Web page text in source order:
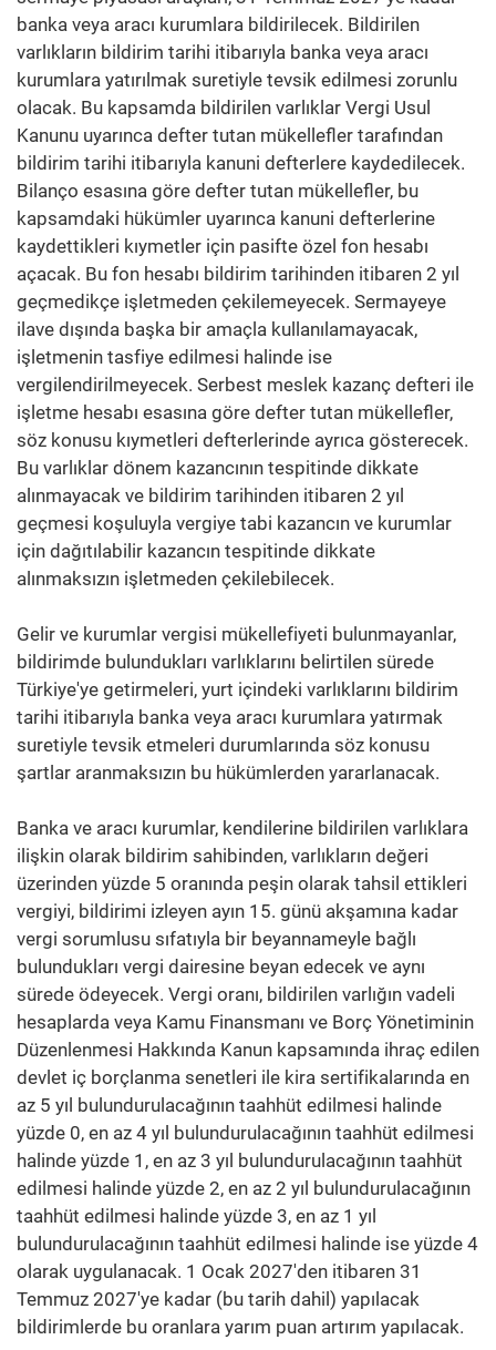
banka veya aracı kurumlara bildirilecek. Bildirilen
varlıkların bildirim tarihi itibarıyla banka veya aracı
kurumlara yatırılmak suretiyle tevsik edilmesi zorunlu
olacak. Bu kapsamda bildirilen varlıklar Vergi Usul
Kanunu uyarınca defter tutan mükellefler tarafından
bildirim tarihi itibarıyla kanuni defterlere kaydedilecek.
Bilanço esasına göre defter tutan mükellefler, bu
kapsamdaki hükümler uyarınca kanuni defterlerine
kaydettikleri kıymetler için pasifte özel fon hesabı
açacak. Bu fon hesabı bildirim tarihinden itibaren 2 yıl
geçmedikçe işletmeden çekilemeyecek. Sermayeye
ilave dışında başka bir amaçla kullanılamayacak,
işletmenin tasfiye edilmesi halinde ise
vergilendirilmeyecek. Serbest meslek kazanç defteri ile
işletme hesabı esasına göre defter tutan mükellefler,
söz konusu kıymetleri defterlerinde ayrıca gösterecek.
Bu varlıklar dönem kazancının tespitinde dikkate
alınmayacak ve bildirim tarihinden itibaren 2 yıl
geçmesi koşuluyla vergiye tabi kazancın ve kurumlar
için dağıtılabilir kazancın tespitinde dikkate
alınmaksızın işletmeden çekilebilecek.
Gelir ve kurumlar vergisi mükellefiyeti bulunmayanlar,
bildirimde bulundukları varlıklarını belirtilen sürede
Türkiye'ye getirmeleri, yurt içindeki varlıklarını bildirim
tarihi itibarıyla banka veya aracı kurumlara yatırmak
suretiyle tevsik etmeleri durumlarında söz konusu
şartlar aranmaksızın bu hükümlerden yararlanacak.
Banka ve aracı kurumlar, kendilerine bildirilen varlıklara
ilişkin olarak bildirim sahibinden, varlıkların değeri
üzerinden yüzde 5 oranında peşin olarak tahsil ettikleri
vergiyi, bildirimi izleyen ayın 15. günü akşamına kadar
vergi sorumlusu sıfatıyla bir beyannameyle bağlı
bulundukları vergi dairesine beyan edecek ve aynı
sürede ödeyecek. Vergi oranı, bildirilen varlığın vadeli
hesaplarda veya Kamu Finansmanı ve Borç Yönetiminin
Düzenlenmesi Hakkında Kanun kapsamında ihraç edilen
devlet iç borçlanma senetleri ile kira sertifikalarında en
az 5 yıl bulundurulacağının taahhüt edilmesi halinde
yüzde 0, en az 4 yıl bulundurulacağının taahhüt edilmesi
halinde yüzde 1, en az 3 yıl bulundurulacağının taahhüt
edilmesi halinde yüzde 2, en az 2 yıl bulundurulacağının
taahhüt edilmesi halinde yüzde 3, en az 1 yıl
bulundurulacağının taahhüt edilmesi halinde ise yüzde 4
olarak uygulanacak. 1 Ocak 2027'den itibaren 31
Temmuz 2027'ye kadar (bu tarih dahil) yapılacak
bildirimlerde bu oranlara yarım puan artırım yapılacak.